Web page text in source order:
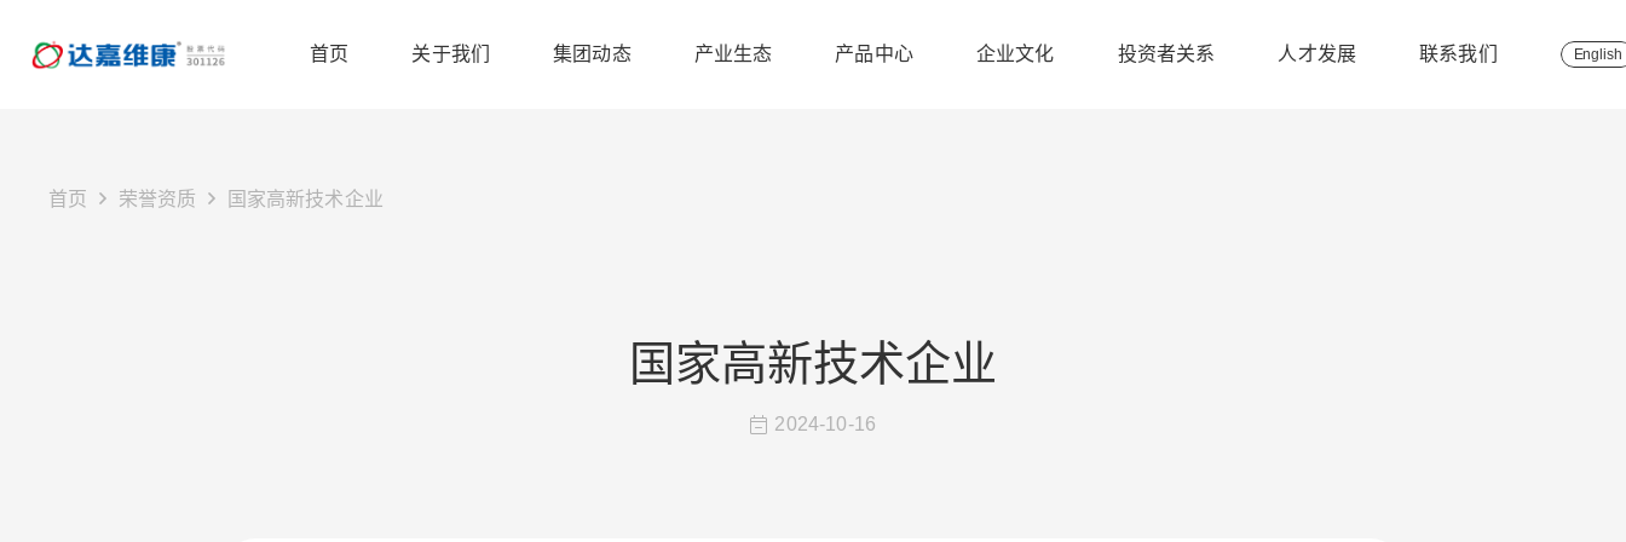
首页 关于我们 集团动态 产业生态 产品中心 企业文化 投资者关系 人才发展 联系我们 English
首页 荣誉资质 国家高新技术企业
国家高新技术企业
2024-10-16